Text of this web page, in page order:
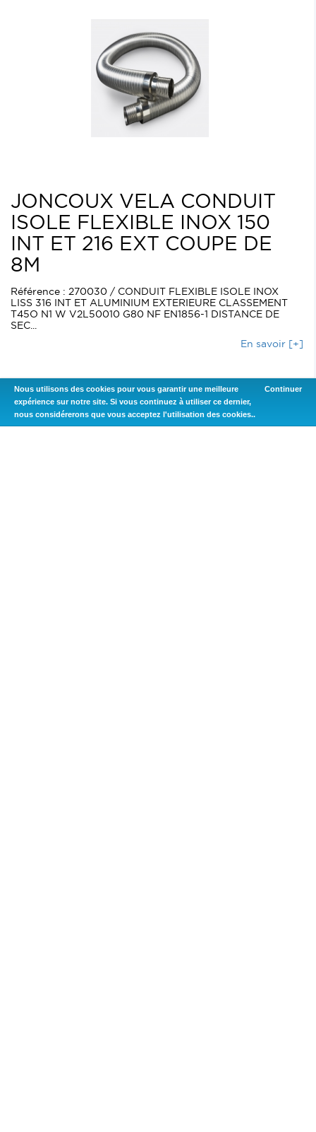
JONCOUX VELA CONDUIT
ISOLE FLEXIBLE INOX 150
INT ET 216 EXT COUPE DE
8M
Référence : 270030 / CONDUIT FLEXIBLE ISOLE INOX
LISS 316 INT ET ALUMINIUM EXTERIEURE CLASSEMENT
T45O N1 W V2L50010 G80 NF EN1856-1 DISTANCE DE
SEC...
En savoir [+]
1548,00 € AJOUTER AU PANIER
Nous utilisons des cookies pour vous garantir une meilleure
expérience sur notre site. Si vous continuez à utiliser ce dernier,
nous considérerons que vous acceptez l'utilisation des cookies..
Continuer